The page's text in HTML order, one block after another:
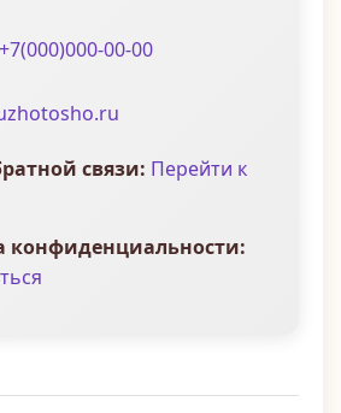
+7(000)000-00-00
связи: Перейти к
конфиденциальности: